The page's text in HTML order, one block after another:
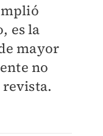
es la
mayor
no